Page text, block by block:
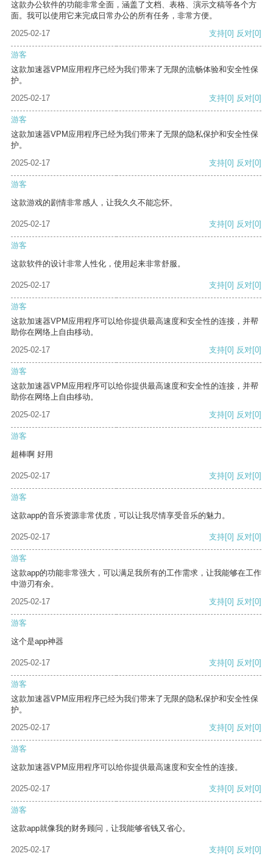
这款办公软件的功能非常全面，涵盖了文档、表格、演示文稿等各个方
面。我可以使用它来完成日常办公的所有任务，非常方便。
2025-02-17
支持[0] 反对[0]
游客
这款加速器VPM应用程序已经为我们带来了无限的流畅体验和安全性保
护。
2025-02-17
支持[0] 反对[0]
游客
这款加速器VPM应用程序已经为我们带来了无限的隐私保护和安全性保
护。
2025-02-17
支持[0] 反对[0]
游客
这款游戏的剧情非常感人，让我久久不能忘怀。
2025-02-17 支持[0] 反对[0]
游客
这款软件的设计非常人性化，使用起来非常舒服。
2025-02-17 支持[0] 反对[0]
游客
这款加速器VPM应用程序可以给你提供最高速度和安全性的连接，并帮
助你在网络上自由移动。
2025-02-17
支持[0] 反对[0]
游客
这款加速器VPM应用程序可以给你提供最高速度和安全性的连接，并帮
助你在网络上自由移动。
2025-02-17
支持[0] 反对[0]
游客
超棒啊 好用
2025-02-17 支持[0] 反对[0]
游客
这款app的音乐资源非常优质，可以让我尽情享受音乐的魅力。
2025-02-17 支持[0] 反对[0]
游客
这款app的功能非常强大，可以满足我所有的工作需求，让我能够在工作
中游刃有余。
2025-02-17
支持[0] 反对[0]
游客
这个是app神器
2025-02-17 支持[0] 反对[0]
游客
这款加速器VPM应用程序已经为我们带来了无限的隐私保护和安全性保
护。
2025-02-17
支持[0] 反对[0]
游客
这款加速器VPM应用程序可以给你提供最高速度和安全性的连接。
2025-02-17 支持[0] 反对[0]
游客
这款app就像我的财务顾问，让我能够省钱又省心。
2025-02-17 支持[0] 反对[0]